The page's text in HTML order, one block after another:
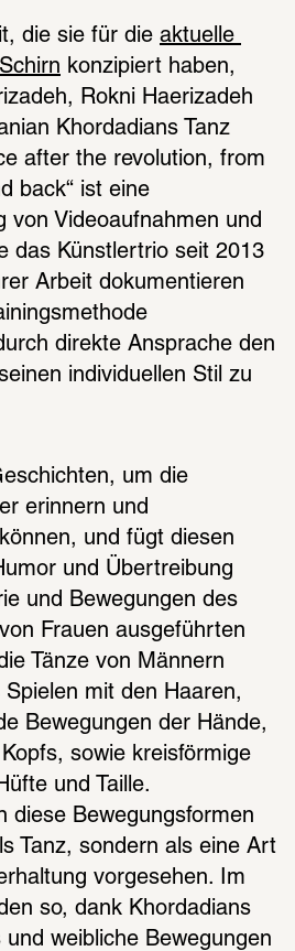
die sie für die aktuelle
konzipiert haben,
Rokni Haerizadeh
Khordadians Tanz
after the revolution, from
back“ ist eine
von Videoaufnahmen und
das Künstlertrio seit 2013
Arbeit dokumentieren
direkte Ansprache den
individuellen Stil zu
um die
erinnern und
und fügt diesen
und Übertreibung
und Bewegungen des
Frauen ausgeführten
Tänze von Männern
mit den Haaren,
Bewegungen der Hände,
sowie kreisförmige
und Taille.
diese Bewegungsformen
Tanz, sondern als eine Art
vorgesehen. Im
so, dank Khordadians
weibliche Bewegungen